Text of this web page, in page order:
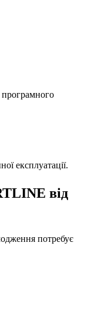
програмного
експлуатації.
від
потребує